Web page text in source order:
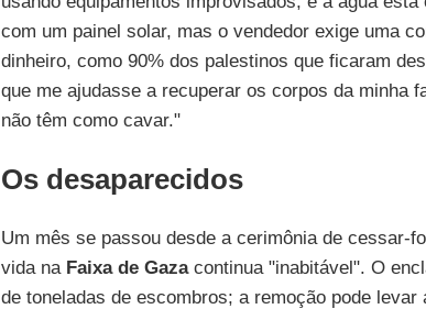
com um painel solar, mas o vendedor exige uma
dinheiro, como 90% dos palestinos que ficaram
que me ajudasse a recuperar os corpos da minha
não têm como cavar."
Os desaparecidos
Um mês se passou desde a cerimônia de cessar-
vida na Faixa de Gazacontinua "inabitável". O
de toneladas de escombros; a remoção pode